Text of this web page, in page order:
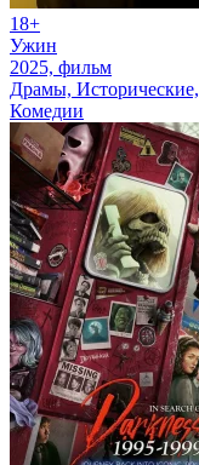
18+
Ужин
2025, фильм
Драмы, Исторические,
Комедии